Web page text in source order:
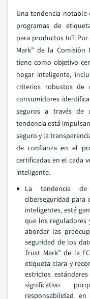
Una tendencia
programas de
para productos IoT.
Mark” de la Comisión
tiene como objetivo
hogar inteligente,
criterios robustos de
consumidores
seguros a través de
tendencia está
seguro y la
de confianza en el
certificadas en el cada
inteligente.
La tendencia
ciberseguridad para
inteligentes, está
que los reguladores
abordar las
seguridad de los
Trust Mark” de la
etiqueta clara y
estrictos
significativo
responsabilidad